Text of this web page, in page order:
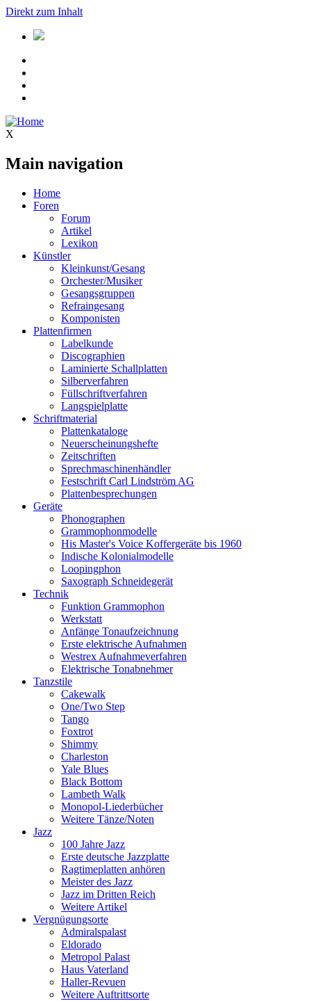
Direkt zum Inhalt
X
Main navigation
Home
Foren
Forum
Artikel
Lexikon
Künstler
Kleinkunst/Gesang
Orchester/Musiker
Gesangsgruppen
Refraingesang
Komponisten
Plattenfirmen
Labelkunde
Discographien
Laminierte Schallplatten
Silberverfahren
Füllschriftverfahren
Langspielplatte
Schriftmaterial
Plattenkataloge
Neuerscheinungshefte
Zeitschriften
Sprechmaschinenhändler
Festschrift Carl Lindström AG
Plattenbesprechungen
Geräte
Phonographen
Grammophonmodelle
His Master's Voice Koffergeräte bis 1960
Indische Kolonialmodelle
Loopingphon
Saxograph Schneidegerät
Technik
Funktion Grammophon
Werkstatt
Anfänge Tonaufzeichnung
Erste elektrische Aufnahmen
Westrex Aufnahmeverfahren
Elektrische Tonabnehmer
Tanzstile
Cakewalk
One/Two Step
Tango
Foxtrot
Shimmy
Charleston
Yale Blues
Black Bottom
Lambeth Walk
Monopol-Liederbücher
Weitere Tänze/Noten
Jazz
100 Jahre Jazz
Erste deutsche Jazzplatte
Ragtimeplatten anhören
Meister des Jazz
Jazz im Dritten Reich
Weitere Artikel
Vergnügungsorte
Admiralspalast
Eldorado
Metropol Palast
Haus Vaterland
Haller-Revuen
Weitere Auftrittsorte